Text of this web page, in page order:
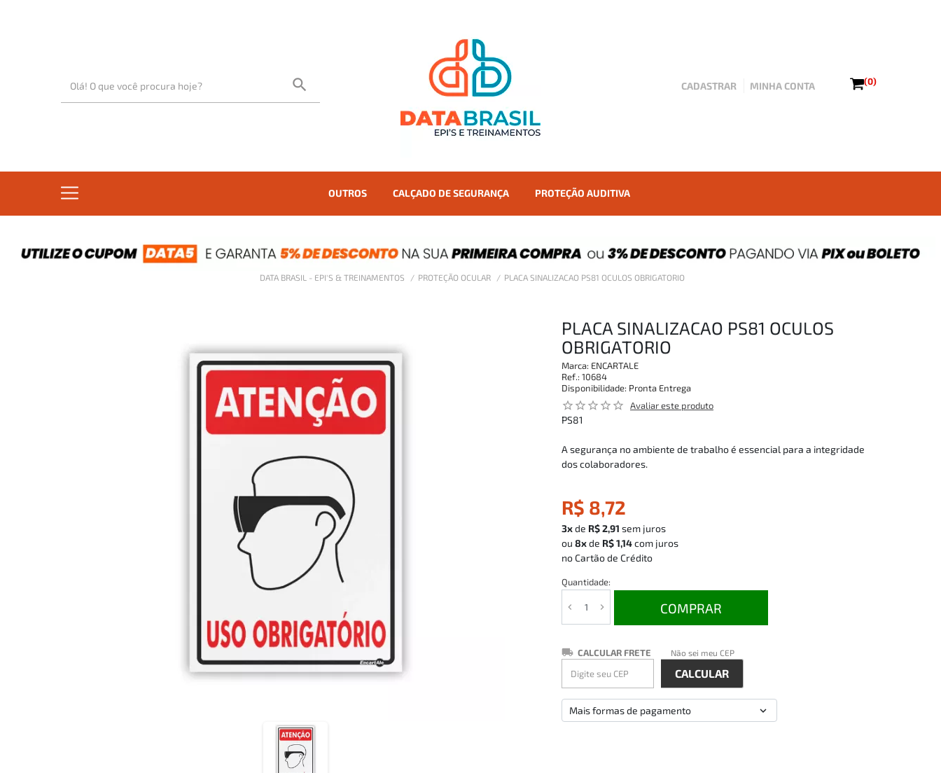
CADASTRAR MINHA CONTA (0)
OUTROS CALÇADO DE SEGURANÇA PROTEÇÃO AUDITIVA
DATA BRASIL - EPI'S & TREINAMENTOS PROTEÇÃO OCULAR PLACA SINALIZACAO PS81 OCULOS OBRIGATORIO
PLACA SINALIZACAO PS81 OCULOS
OBRIGATORIO
Marca: ENCARTALE
Ref.: 10684
Disponibilidade: Pronta Entrega
star_outline star_outline star_outline star_outline star_outline Avaliar este produto
PS81
A segurança no ambiente de trabalho é essencial para a integridade
dos colaboradores.
R$ 8,72
3xde R$ 2,91 sem juros
ou 8xde R$ 1,14com juros
no Cartão de Crédito
Quantidade:
COMPRAR
CALCULAR FRETE Não sei meu CEP
Mais formas de pagamento